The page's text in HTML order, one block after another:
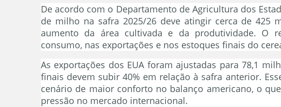
De acordo com o Departamento de Agricultura dos
de milho na safra 2025/26 deve atingir cerca de 425
aumento da área cultivada e da produtividade. O
consumo, nas exportações e nos estoques finais do
As exportações dos EUA foram ajustadas para 78,1
finais devem subir 40% em relação à safra anterior.
cenário de maior conforto no balanço americano, o
pressão no mercado internacional.